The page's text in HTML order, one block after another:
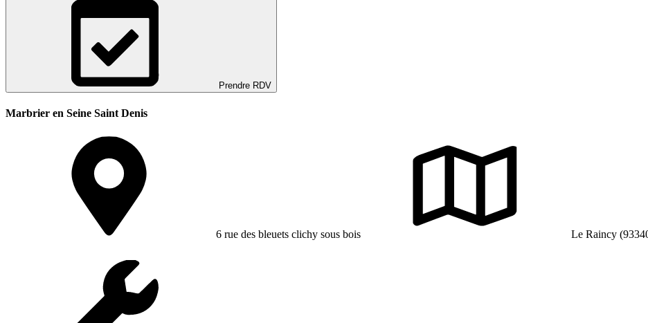
Prendre RDV
Marbrier en Seine Saint Denis
6 rue des bleuets clichy sous bois Le Raincy